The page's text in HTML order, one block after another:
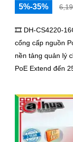
5%-35%
🎞 DH-CS4220-
cổng cấp nguồn
nền tảng quản lý
PoE Extend đến
IEEE802.3af/at/bt.